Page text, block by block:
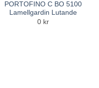
PORTOFINO C BO 5100
Lamellgardin Lutande
0 kr